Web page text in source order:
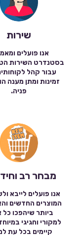
שירות
אנו פועלים
בסטנדרט השירות
עבור קהל
זמינות ומתן מענה
פניה.
מבחר רב
אנו פועלים לייבא
המוצרים החדשים
ביותר שיהפכו כל
למקורי וחגיגי
קיימים בכל עת